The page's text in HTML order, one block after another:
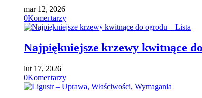
mar 12, 2026
0Komentarzy
Najpiękniejsze krzewy kwitnące
lut 17, 2026
0Komentarzy